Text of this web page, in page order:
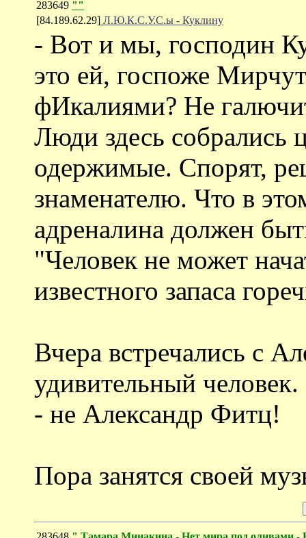
283649 ""
[84.189.62.29] Л.Ю.К.С.У.С.ы - Куклину
- Вот и мы, господин
это ей, госпоже
фИкалиями? Не
Люди здесь собрались
одержимые. Спорят,
знаменателю. Что в
адреналина должен
"Человек не может
известного запаса
Вчера встречались с
удивительный
- не Александр Фитц!
Пора занятся своей